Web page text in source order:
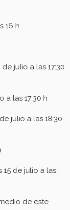
16 h
julio a las 17:30
a las 17:30 h
julio a las 18:30
de julio a las
de este